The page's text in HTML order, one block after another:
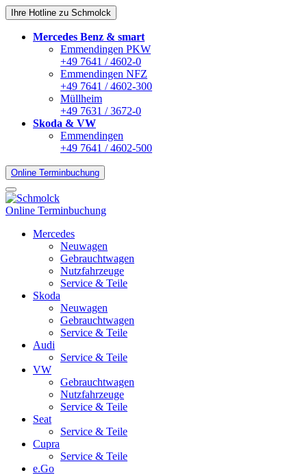
Ihre Hotline zu Schmolck
Mercedes Benz & smart
Emmendingen PKW
+49 7641 / 4602-0
Emmendingen NFZ
+49 7641 / 4602-300
Müllheim
+49 7631 / 3672-0
Skoda & VW
Emmendingen
+49 7641 / 4602-500
Online Terminbuchung
Online Terminbuchung
Mercedes
Neuwagen
Gebrauchtwagen
Nutzfahrzeuge
Service & Teile
Skoda
Neuwagen
Gebrauchtwagen
Service & Teile
Audi
Service & Teile
VW
Gebrauchtwagen
Nutzfahrzeuge
Service & Teile
Seat
Service & Teile
Cupra
Service & Teile
e.Go